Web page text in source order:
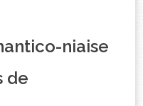
niaise
de